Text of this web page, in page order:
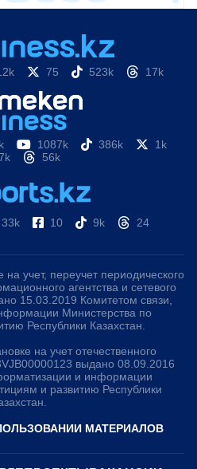
75 523k 17k
1087k 386k
1k
56k
33k 10 9k 24
на учет, переучет периодического
агентства и сетевого
15.03.2019 Комитетом связи,
Министерства по
Республики Казахстан.
на учет отечественного
выдано 08.09.2016
и информации
и развитию Республики
МАТЕРИАЛОВ